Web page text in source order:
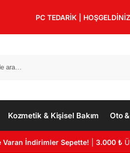
PC TEDARİK | HOŞGELDİNİZ
Kozmetik & Kişisel Bakım Oto
Varan İndirimler Sepette! |3.000 ₺